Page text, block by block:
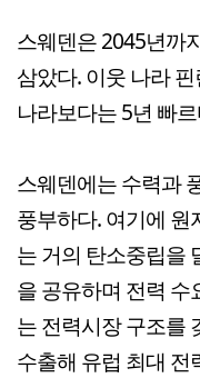
스웨덴은 2045년까
삼았다. 이웃 나라
나라보다는 5년 빠
스웨덴에는 수력과
풍부하다. 여기에 원
는 거의 탄소중립을
을 공유하며 전력 수
는 전력시장 구조를
수출해 유럽 최대